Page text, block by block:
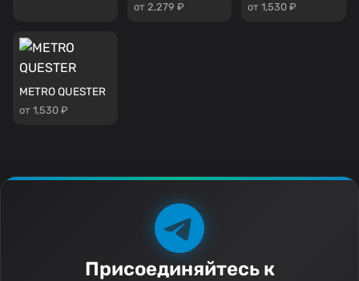
от 2,279 ₽ от 1,530 ₽
METRO QUESTER
от 1,530 ₽
Присоединяйтесь к